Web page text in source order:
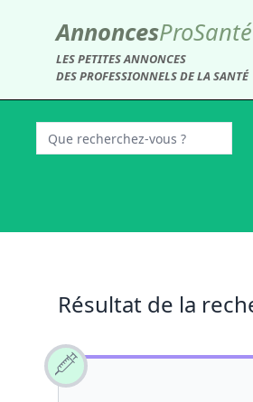
AnnoncesProSanté
LES PETITES ANNONCES
DES PROFESSIONNELS DE LA SANTÉ
Résultat de la